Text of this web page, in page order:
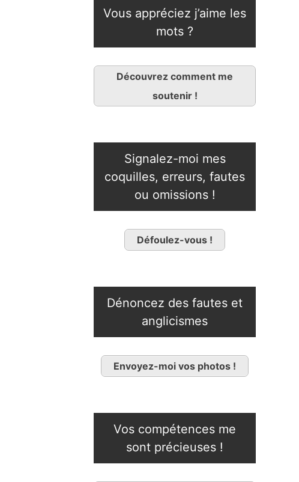
Vous appréciez j’aime les
mots ?
Découvrez comment me
soutenir !
Signalez-moi mes
coquilles, erreurs, fautes
ou omissions !
Défoulez-vous !
Dénoncez des fautes et
anglicismes
Envoyez-moi vos photos !
Vos compétences me
sont précieuses !